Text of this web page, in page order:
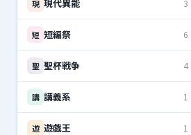
現 現代異能 3
短 短編祭 6
聖 聖杯戦争 4
講 講義系 1
遊 遊戯王 1